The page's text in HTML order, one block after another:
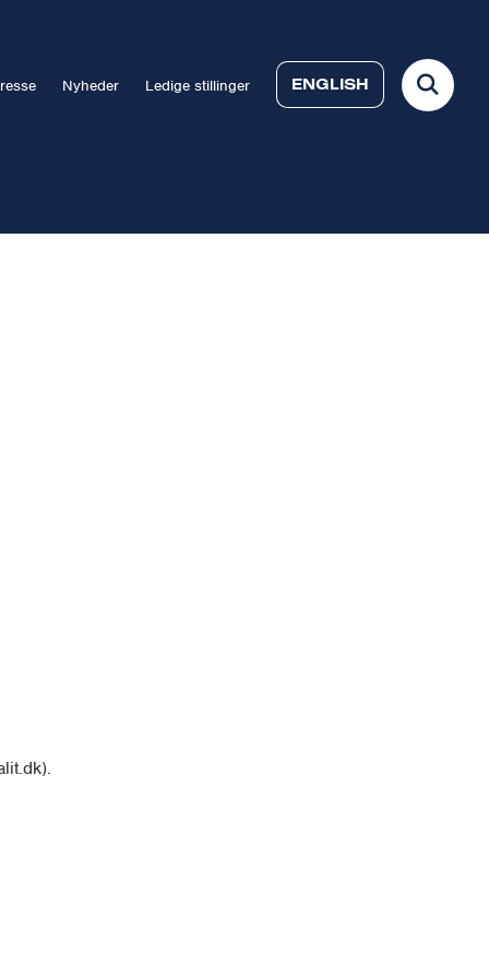
Nyheder Ledige stillinger ENGLISH